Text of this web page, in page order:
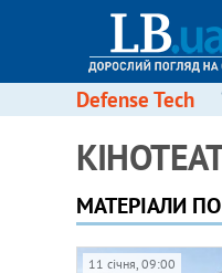
Defense Tech
МАТЕРІАЛИ
11 січня, 09:00